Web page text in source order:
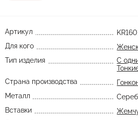
Артикул
Для кого
Тип изделия
С
Страна производства
Металл
Вставки